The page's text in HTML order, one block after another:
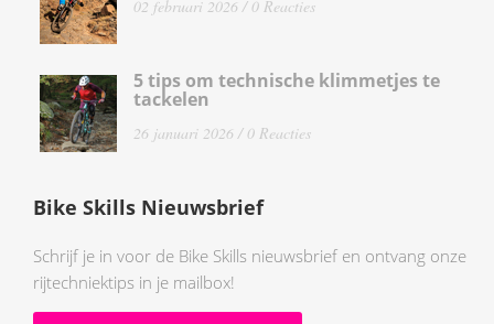
02 februari 2026 / 0 Reacties
5 tips om technische klimmetjes te
tackelen
26 januari 2026 / 0 Reacties
Bike Skills Nieuwsbrief
Schrijf je in voor de Bike Skills nieuwsbrief en ontvang onze
rijtechniektips in je mailbox!